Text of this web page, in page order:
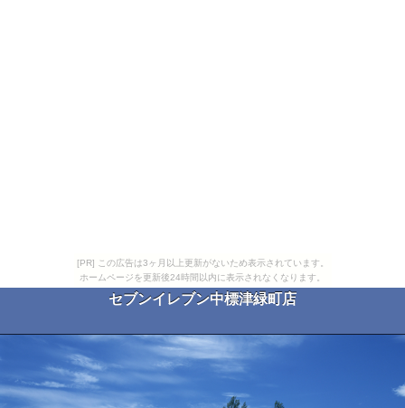
[PR] この広告は3ヶ月以上更新がないため表示されています。
ホームページを更新後24時間以内に表示されなくなります。
セブンイレブン中標津緑町店